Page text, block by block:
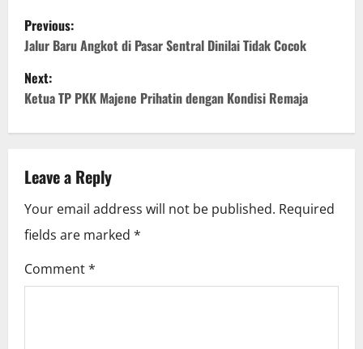
P
o
s
a
v
i
g
Previous:
Jalur Baru Angkot di Pasar Sentral Dinilai Tidak Cocok
Next:
Ketua TP PKK Majene Prihatin dengan Kondisi Remaja
Leave a Reply
Your email address will not be published. Required
fields are marked *
Comment*